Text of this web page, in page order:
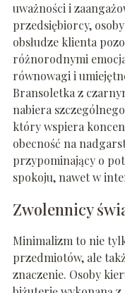
uważności i
przedsiębiorcy,
obsłudze klienta
różnorodnymi
równowagi i
Bransoletka z
nabiera
który wspiera
obecność na
przypominający o
spokoju, nawet w
Zwolennicy
Minimalizm to nie
przedmiotów, ale
znaczenie. Osoby